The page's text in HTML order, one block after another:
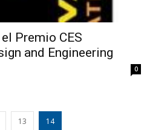
Premio CES
and Engineering
0
13 14